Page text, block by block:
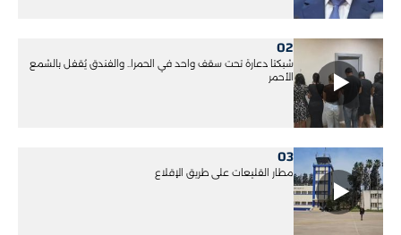
02
شبكتا دعارة تحت سقف واحد في الحمرا.. والفندق يُقفل بالشمع
الأحمر
03
مطار القليعات على طريق الإقلاع